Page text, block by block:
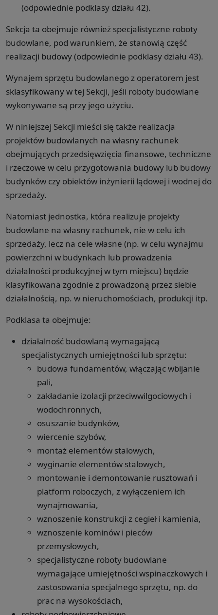
(odpowiednie podklasy działu 42).
Sekcja ta obejmuje również specjalistyczne roboty
budowlane, pod warunkiem, że stanowią część
realizacji budowy (odpowiednie podklasy działu 43).
Wynajem sprzętu budowlanego z operatorem jest
sklasyfikowany w tej Sekcji, jeśli roboty budowlane
wykonywane są przy jego użyciu.
W niniejszej Sekcji mieści się także realizacja
projektów budowlanych na własny rachunek
obejmujących przedsięwzięcia finansowe, techniczne
i rzeczowe w celu przygotowania budowy lub budowy
budynków czy obiektów inżynierii lądowej i wodnej do
sprzedaży.
Natomiast jednostka, która realizuje projekty
budowlane na własny rachunek, nie w celu ich
sprzedaży, lecz na cele własne (np. w celu wynajmu
powierzchni w budynkach lub prowadzenia
działalności produkcyjnej w tym miejscu) będzie
klasyfikowana zgodnie z prowadzoną przez siebie
działalnością, np. w nieruchomościach, produkcji itp.
Podklasa ta obejmuje:
działalność budowlaną wymagającą
specjalistycznych umiejętności lub sprzętu:
budowa fundamentów, włączając wbijanie
pali,
zakładanie izolacji przeciwwilgociowych i
wodochronnych,
osuszanie budynków,
wiercenie szybów,
montaż elementów stalowych,
wyginanie elementów stalowych,
montowanie i demontowanie rusztowań i
platform roboczych, z wyłączeniem ich
wynajmowania,
wznoszenie konstrukcji z cegieł i kamienia,
wznoszenie kominów i pieców
przemysłowych,
specjalistyczne roboty budowlane
wymagające umiejętności wspinaczkowych i
zastosowania specjalnego sprzętu, np. do
prac na wysokościach,